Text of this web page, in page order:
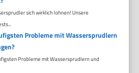
sich wirklich lohnen! Unsere
Probleme mit Wassersprudlern
Probleme mit Wassersprudlern und